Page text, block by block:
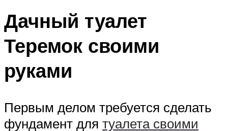
Дачный туалет
Теремок своими
руками
Первым делом требуется сделать
фундамент для туалета своими